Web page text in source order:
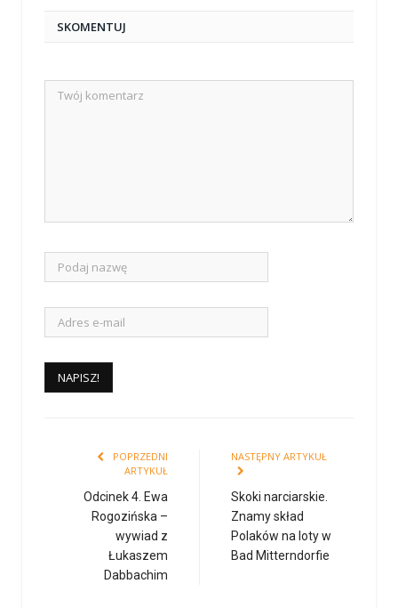
SKOMENTUJ
POPRZEDNI
ARTYKUŁ
Odcinek 4. Ewa
Rogozińska –
wywiad z
Łukaszem
Dabbachim
NASTĘPNY ARTYKUŁ
Skoki narciarskie.
Znamy skład
Polaków na loty w
Bad Mitterndorfie